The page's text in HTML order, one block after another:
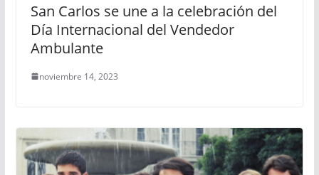
San Carlos se une a la celebración del
Día Internacional del Vendedor
Ambulante
noviembre 14, 2023